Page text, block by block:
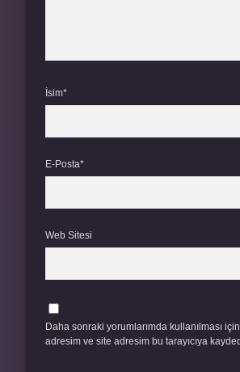
İsim*
E-Posta*
Web Sitesi
Daha sonraki yorumlarımda kullanılması
adresim ve site adresim bu tarayıcıya